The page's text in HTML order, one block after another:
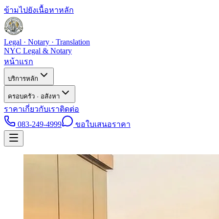
ข้ามไปยังเนื้อหาหลัก
Legal · Notary · Translation
NYC Legal & Notary
หน้าแรก
บริการหลัก
ครอบครัว · อสังหา
ราคาเกี่ยวกับเราติดต่อ
083-249-4999
ขอใบเสนอราคา